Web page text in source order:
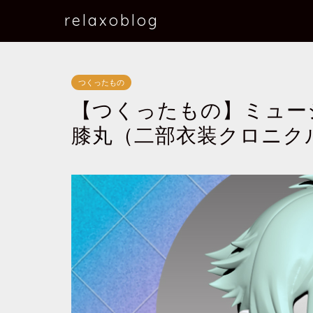
relaxoblog
つくったもの
【つくったもの】ミュ
膝丸（二部衣装クロニク